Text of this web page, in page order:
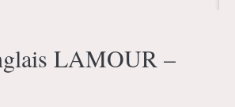
LAMOUR –